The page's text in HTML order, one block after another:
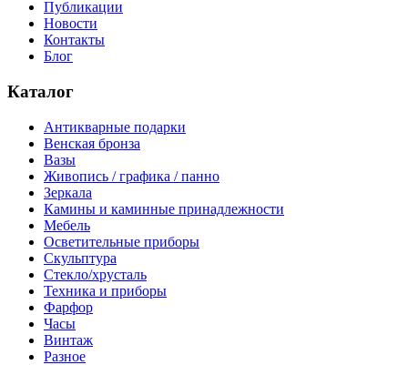
Публикации
Новости
Контакты
Блог
Каталог
Антикварные подарки
Венская бронза
Вазы
Живопись / графика / панно
Зеркала
Камины и каминные принадлежности
Мебель
Осветительные приборы
Скульптура
Стекло/хрусталь
Техника и приборы
Фарфор
Часы
Винтаж
Разное